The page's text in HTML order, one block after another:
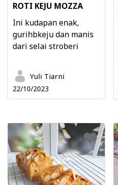
ROTI KEJU MOZZA
Ini kudapan enak,
gurihbkeju dan manis
dari selai stroberi
Yuli Tiarni
22/10/2023